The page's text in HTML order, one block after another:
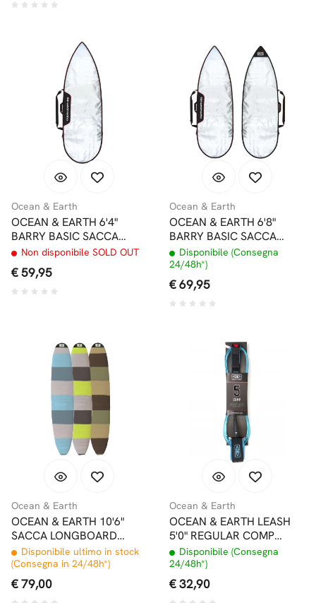
Ocean & Earth
OCEAN & EARTH 6'4"
BARRY BASIC SACCA
SHORTBOARD
Non disponibile SOLD OUT
€ 59,95
Ocean & Earth
OCEAN & EARTH 6'8"
BARRY BASIC SACCA
SHORTBOARD
Disponibile (Consegna
24/48h*)
€ 69,95
Ocean & Earth
OCEAN & EARTH 10'6"
SACCA LONGBOARD
STRETCH MORBIDA
Disponibile ultimo in stock
(Consegna in 24/48h*)
€ 79,00
Ocean & Earth
OCEAN & EARTH LEASH
5'0" REGULAR COMP
DOUBLE SWIVEL
Disponibile (Consegna
24/48h*)
€ 32,90